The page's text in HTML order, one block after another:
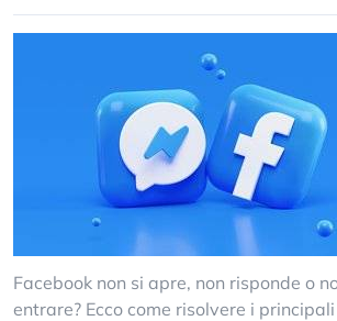
Facebook non si apre, non risponde o
entrare? Ecco come risolvere i